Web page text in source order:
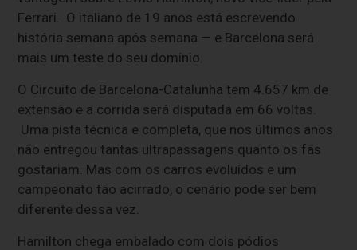
Ferrari. O italiano de 19 anos está escrevendo
história semana após semana — e Barcelona será
mais um teste do seu domínio.
O Circuito de Barcelona-Catalunha tem 4.657 km de
extensão e a corrida será disputada em 66 voltas.
Uma pista técnica e completa, que nos últimos anos
não entregou tantas ultrapassagens quanto os fãs
gostariam. Mas com os carros evoluídos e um
campeonato tão acirrado, o cenário pode ser bem
diferente dessa vez.
Hamilton chega embalado com dois pódios